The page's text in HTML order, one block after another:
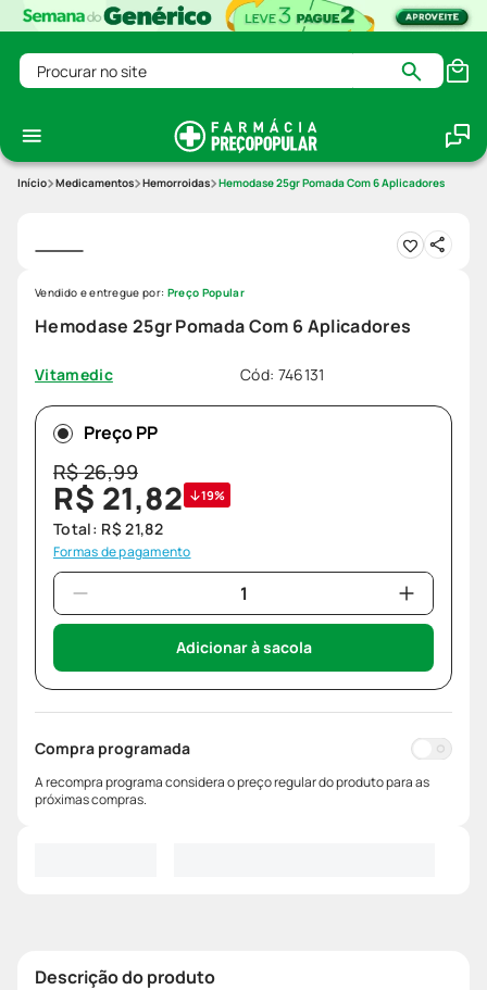
Procurar no site
Medicamentos Hemorroidas Hemodase 25gr Pomada Com 6 Aplicadores
Hemodase 25gr Pomada Com 6 Aplicadores
Vitamedic Cód: 746131
Vendido e entregue por: Preço Popular
Preço PP
R$26,99
R$ 21,82 19%
Total: R$ 21,82
Formas de pagamento
Adicionar à sacola
Compra programada
A recompra programa considera o preço regular do produto para as
próximas compras.
Descrição do produto